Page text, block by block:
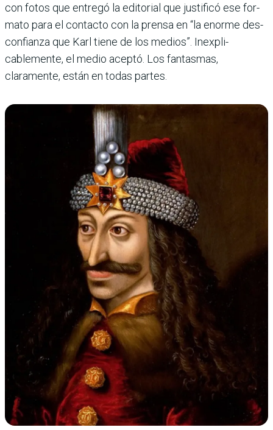
con fotos que entregó la edi­torial que justificó ese for­
mato para el contacto con la prensa en “la enorme des­
confianza que Karl tiene de los medios”. Inexpli­
cablemente, el medio aceptó. Los fantasmas,
claramente, están en todas partes.